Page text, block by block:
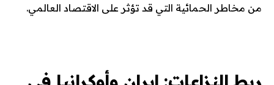
من مخاطر الحمائية التي قد تؤثر على الاقتصاد العالمي.